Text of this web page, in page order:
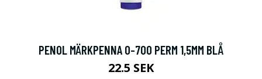
PENOL MÄRKPENNA 0-700 PERM 1,5MM BLÅ
22.5 SEK